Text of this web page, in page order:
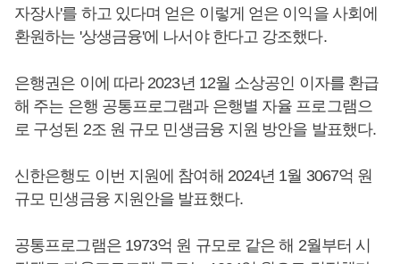
자장사'를 하고 있다며 얻은 이렇게 얻은 이익을 사회에
환원하는 '상생금융'에 나서야 한다고 강조했다.
은행권은 이에 따라 2023년 12월 소상공인 이자를 환급
해 주는 은행 공통프로그램과 은행별 자율 프로그램으
로 구성된 2조 원 규모 민생금융 지원 방안을 발표했다.
신한은행도 이번 지원에 참여해 2024년 1월 3067억 원
규모 민생금융 지원안을 발표했다.
공통프로그램은 1973억 원 규모로 같은 해 2월부터 시